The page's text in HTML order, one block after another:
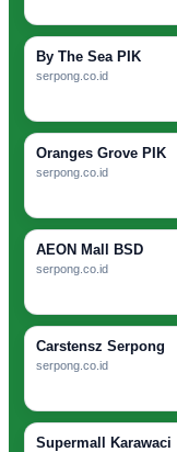
By The Sea PIK
serpong.co.id
Oranges Grove PIK
serpong.co.id
AEON Mall BSD
serpong.co.id
Carstensz Serpong
serpong.co.id
Supermall Karawaci